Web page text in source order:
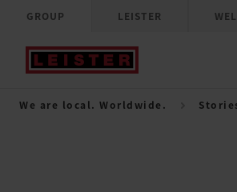
GROUP LEISTER
We are local. Worldwide.